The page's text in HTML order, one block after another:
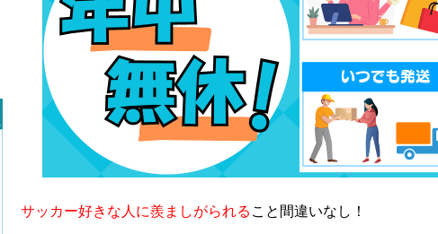
サッカー好きな人に羨ましがられる こと間違いなし！